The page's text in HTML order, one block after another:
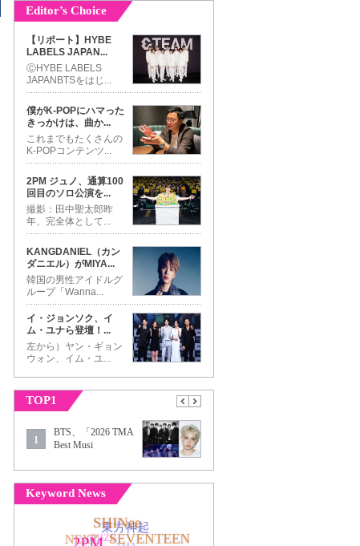
Editor’s Choice
【リポート】HYBE
LABELS JAPAN...
ⒸHYBE LABELS
JAPANBTSをはじ ...
僕がK-POPにハマった
きっかけは、曲か...
これまでもたくさんの
K-POPコンテンツ...
2PM ジュノ、通算100
回目のソロ公演を...
撮影：田中聖太郎昨
年、完全体として...
KANGDANIEL（カン
ダニエル）がMIYA...
韓国の男性アイドルグ
ループ「Wanna...
イ・ジョンソク、イ
ム・ユナら登壇！ ...
左から）ヤン・ギョン
ウォン、イム・ユ...
TOP1
1
BTS、「2026 TMA
Best Musi
Keyword News